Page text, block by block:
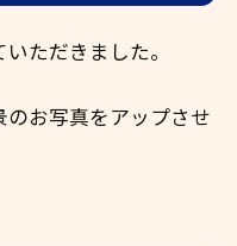
ただきました。
お写真をアップさせ